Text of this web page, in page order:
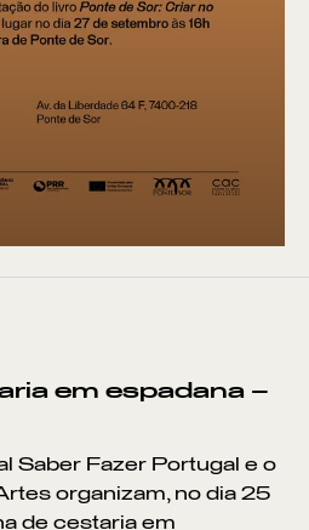
em espadana –
Saber Fazer Portugal e o
organizam, no dia 25
de cestaria em